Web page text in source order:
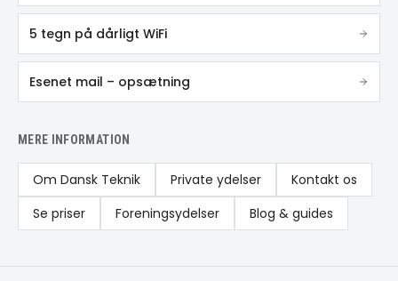
5 tegn på dårligt WiFi
Esenet mail – opsætning
MERE INFORMATION
Om Dansk Teknik Private ydelser
Kontakt os
Se priser
Foreningsydelser Blog & guides